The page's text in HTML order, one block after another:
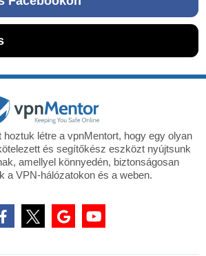
hoztuk létre a vpnMentort, hogy egy olyan
és segítőkész eszközt nyújtsunk
amellyel könnyedén, biztonságosan
a VPN-hálózatokon és a weben.